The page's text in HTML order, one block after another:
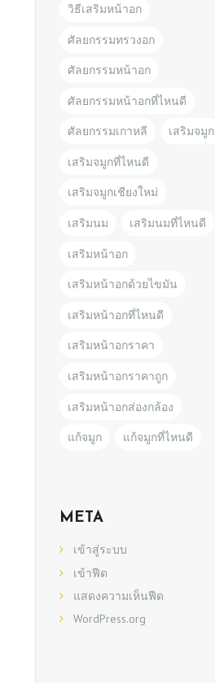
วิธีเสริมหน้าอก
ศัลยกรรมทรวงอก
ศัลยกรรมหน้าอก
ศัลยกรรมหน้าอกที่ไหนดี
ศัลยกรรมเกาหลี เสริมจมูก
เสริมจมูกที่ไหนดี
เสริมจมูกเชียงใหม่
เสริมนม เสริมนมที่ไหนดี
เสริมหน้าอก
เสริมหน้าอกด้วยไขมัน
เสริมหน้าอกที่ไหนดี
เสริมหน้าอกราคา
เสริมหน้าอกราคาถูก
เสริมหน้าอกส่องกล้อง
แก้จมูก แก้จมูกที่ไหนดี
META
เข้าสู่ระบบ
เข้าฟีด
แสดงความเห็นฟีด
WordPress.org